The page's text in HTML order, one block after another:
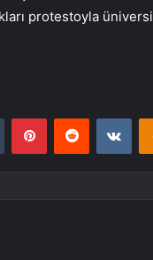
protestoyla
Tumblr PinterestReddit